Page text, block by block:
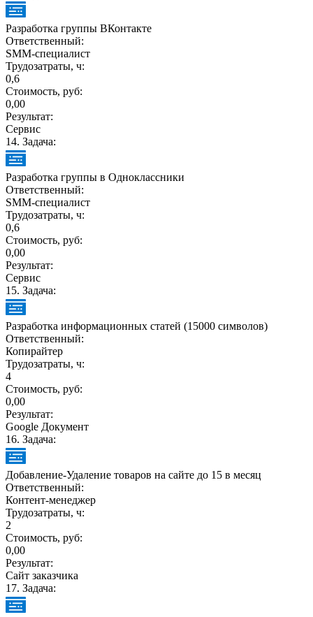
Разработка группы ВКонтакте
Ответственный:
SMM-специалист
Трудозатраты, ч:
0,6
Стоимость, руб:
0,00
Результат:
Сервис
14. Задача:
Разработка группы в Одноклассники
Ответственный:
SMM-специалист
Трудозатраты, ч:
0,6
Стоимость, руб:
0,00
Результат:
Сервис
15. Задача:
Разработка информационных статей (15000 символов)
Ответственный:
Копирайтер
Трудозатраты, ч:
4
Стоимость, руб:
0,00
Результат:
Google Документ
16. Задача:
Добавление-Удаление товаров на сайте до 15 в месяц
Ответственный:
Контент-менеджер
Трудозатраты, ч:
2
Стоимость, руб:
0,00
Результат:
Сайт заказчика
17. Задача: